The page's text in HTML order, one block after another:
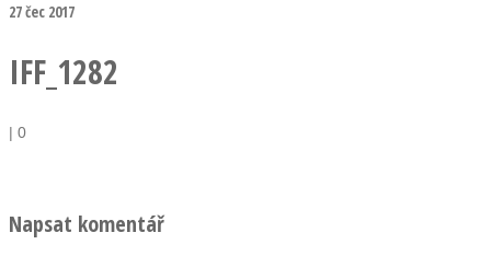
27čec 2017
IFF_1282
| 0
Napsat komentář